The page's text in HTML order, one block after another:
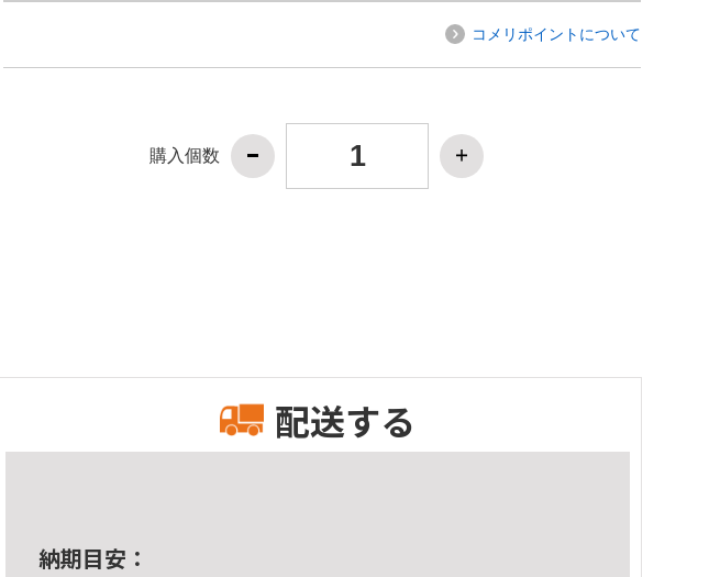
コメリポイントについて
購入個数
配送する
納期目安：